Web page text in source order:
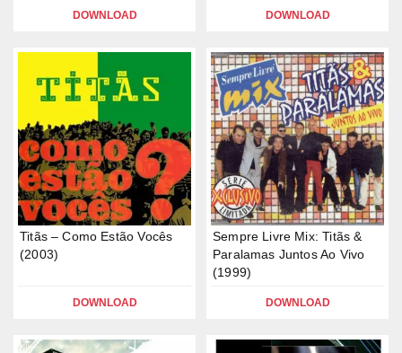
DOWNLOAD DOWNLOAD
Titãs – Como Estão Vocês
(2003)
DOWNLOAD
Sempre Livre Mix: Titãs &
Paralamas Juntos Ao Vivo
(1999)
DOWNLOAD